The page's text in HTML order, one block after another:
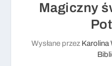
Magiczny
Wysłane przez Karolina